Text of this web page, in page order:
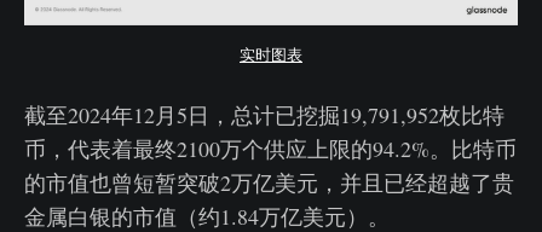
实时图表
截至2024年12月5日，总计已挖掘19,791,952枚比特
币，代表着最终2100万个供应上限的94.2%。比特币
的市值也曾短暂突破2万亿美元，并且已经超越了贵
金属白银的市值（约1.84万亿美元）。